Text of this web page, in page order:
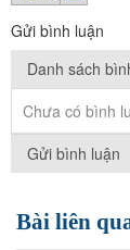
Gửi bình luận
Danh sách
Chưa có bình
Gửi bình luận
Bài liên